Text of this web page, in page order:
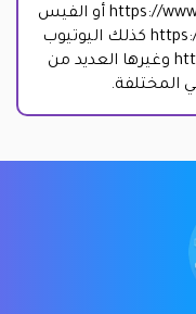
https:// أو الفيس
كذلك اليوتيوب
وغيرها العديد من
المختلفة.